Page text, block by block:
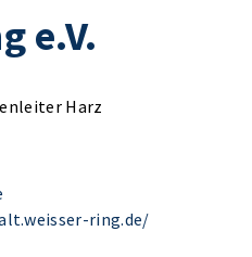
e.V.
Harz
ring.de/